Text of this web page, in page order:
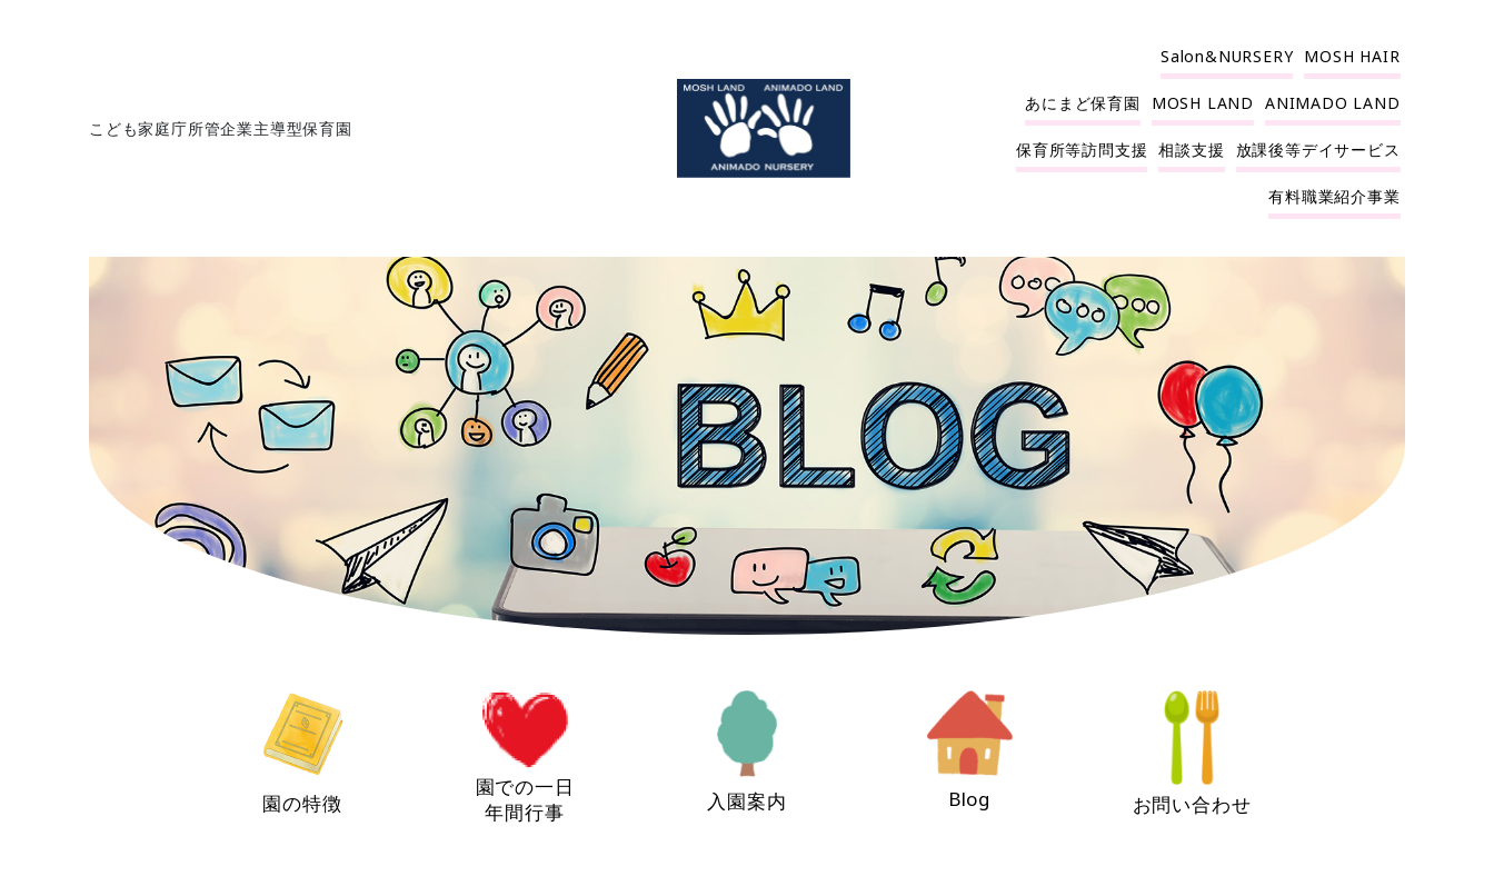
こども家庭庁所管企業主導型保育園
Salon&NURSERY MOSH HAIR
あにまど保育園 MOSH LAND ANIMADO LAND
保育所等訪問支援 相談支援 放課後等デイサービス
有料職業紹介事業
園の特徴
園での一日
年間行事
入園案内 Blog お問い合わせ